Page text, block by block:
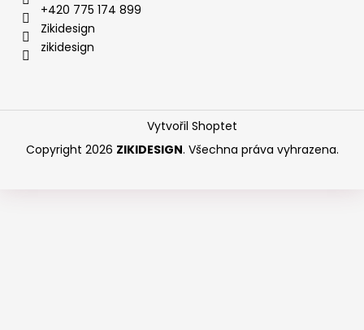
+420 775 174 899
Zikidesign
zikidesign
Vytvořil Shoptet
Copyright 2026 ZIKIDESIGN. Všechna práva vyhrazena.